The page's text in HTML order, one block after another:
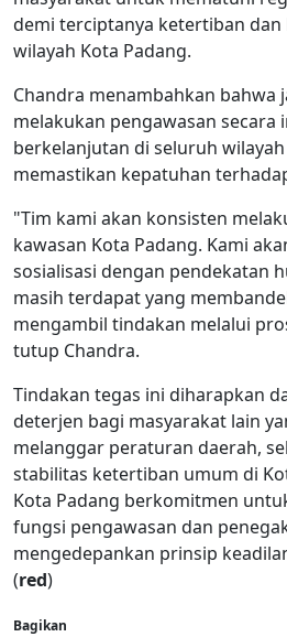
demi terciptanya ketertiban
wilayah Kota Padang.
Chandra menambahkan bahwa
melakukan pengawasan secara
berkelanjutan di seluruh
memastikan kepatuhan
"Tim kami akan konsisten
kawasan Kota Padang. Kami
sosialisasi dengan pendekatan
masih terdapat yang
mengambil tindakan melalui
tutup Chandra.
Tindakan tegas ini diharapkan
deterjen bagi masyarakat lain
melanggar peraturan daerah,
stabilitas ketertiban umum di
Kota Padang berkomitmen
fungsi pengawasan dan
mengedepankan prinsip
(red)
Bagikan